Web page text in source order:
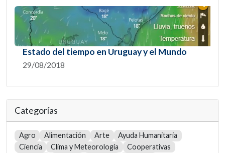
Estado del tiempo en Uruguay y el Mundo
29/08/2018
Categorías
Agro Alimentación Arte
Ayuda Humanitaria
Ciencia
Clima y Meteorología
Cooperativas